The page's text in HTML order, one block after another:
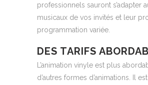
professionnels sauront s’adapter
musicaux de vos invités et leur
programmation variée.
DES TARIFS
L’animation vinyle est plus
d’autres formes d’animations. Il